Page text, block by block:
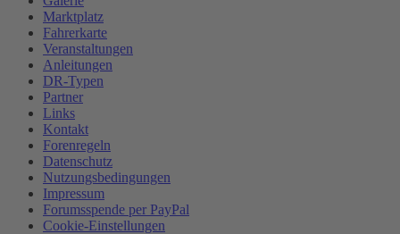
Marktplatz
Fahrerkarte
Veranstaltungen
Anleitungen
DR-Typen
Partner
Links
Kontakt
Forenregeln
Datenschutz
Nutzungsbedingungen
Impressum
Forumsspende per PayPal
Cookie-Einstellungen